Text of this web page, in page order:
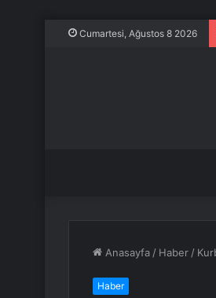
Cumartesi, Ağustos 8 2026
Anasayfa / Haber /
Haber